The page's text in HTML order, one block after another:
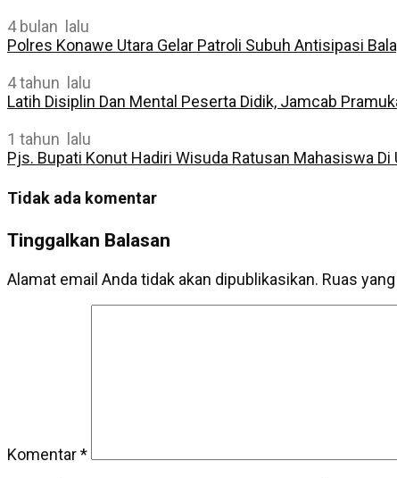
4 bulan lalu
Polres Konawe Utara Gelar Patroli Subuh Antisipasi
4 tahun lalu
Latih Disiplin Dan Mental Peserta Didik, Jamcab
1 tahun lalu
Pjs. Bupati Konut Hadiri Wisuda Ratusan Mahasiswa
Tidak ada komentar
Tinggalkan Balasan
Alamat email Anda tidak akan dipublikasikan. Ruas
Komentar*